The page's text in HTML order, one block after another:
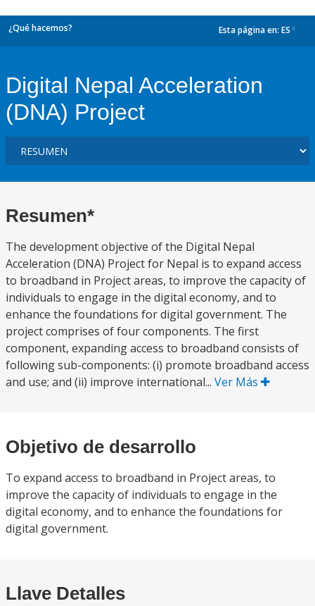
¿Qué hacemos? Esta página en: ES
Digital Nepal Acceleration
(DNA) Project
Resumen*
The development objective of the Digital Nepal
Acceleration (DNA) Project for Nepal is to expand access
to broadband in Project areas, to improve the capacity of
individuals to engage in the digital economy, and to
enhance the foundations for digital government. The
project comprises of four components. The first
component, expanding access to broadband consists of
following sub-components: (i) promote broadband access
and use; and (ii) improve international... Ver Más
Objetivo de desarrollo
To expand access to broadband in Project areas, to
improve the capacity of individuals to engage in the
digital economy, and to enhance the foundations for
digital government.
Llave Detalles